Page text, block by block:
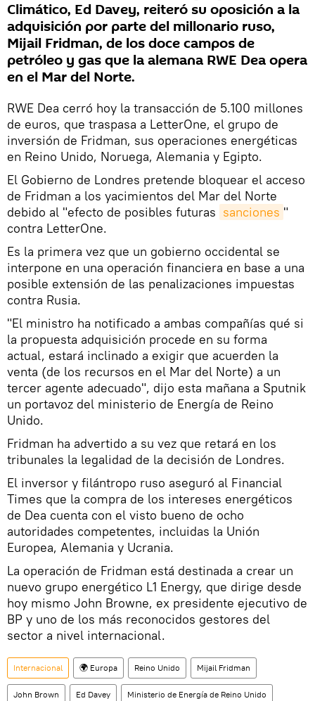
Climático, Ed Davey, reiteró su oposición a la
adquisición por parte del millonario ruso,
Mijail Fridman, de los doce campos de
petróleo y gas que la alemana RWE Dea opera
en el Mar del Norte.
RWE Dea cerró hoy la transacción de 5.100 millones
de euros, que traspasa a LetterOne, el grupo de
inversión de Fridman, sus operaciones energéticas
en Reino Unido, Noruega, Alemania y Egipto.
El Gobierno de Londres pretende bloquear el acceso
de Fridman a los yacimientos del Mar del Norte
debido al "efecto de posibles futuras sanciones "
contra LetterOne.
Es la primera vez que un gobierno occidental se
interpone en una operación financiera en base a una
posible extensión de las penalizaciones impuestas
contra Rusia.
"El ministro ha notificado a ambas compañías qué si
la propuesta adquisición procede en su forma
actual, estará inclinado a exigir que acuerden la
venta (de los recursos en el Mar del Norte) a un
tercer agente adecuado", dijo esta mañana a Sputnik
un portavoz del ministerio de Energía de Reino
Unido.
Fridman ha advertido a su vez que retará en los
tribunales la legalidad de la decisión de Londres.
El inversor y filántropo ruso aseguró al Financial
Times que la compra de los intereses energéticos
de Dea cuenta con el visto bueno de ocho
autoridades competentes, incluidas la Unión
Europea, Alemania y Ucrania.
La operación de Fridman está destinada a crear un
nuevo grupo energético L1 Energy, que dirige desde
hoy mismo John Browne, ex presidente ejecutivo de
BP y uno de los más reconocidos gestores del
sector a nivel internacional.
Internacional 🌍 Europa Reino Unido Mijail Fridman
John Brown Ed Davey Ministerio de Energía de Reino Unido